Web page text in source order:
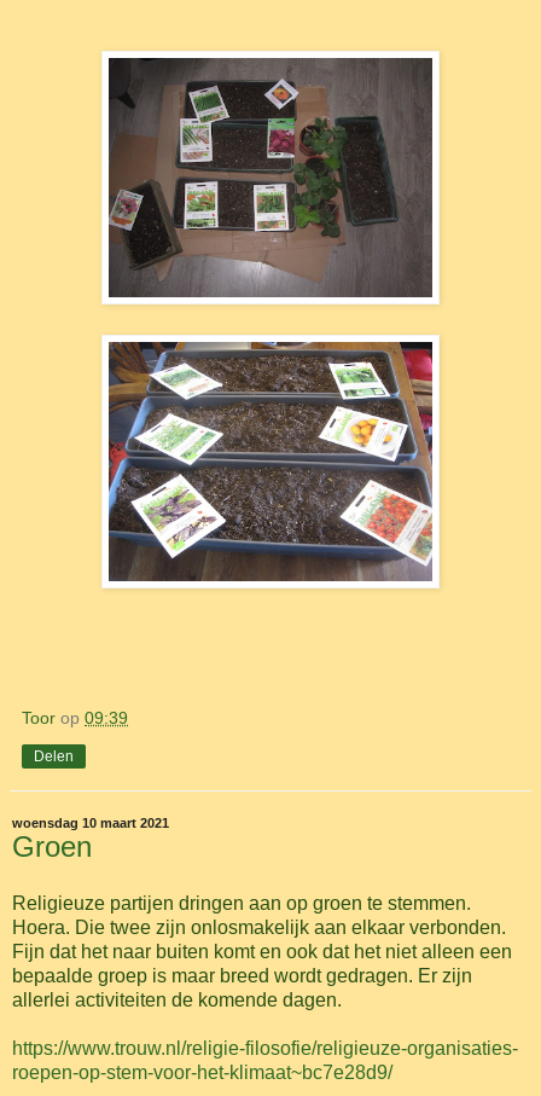
Toor op 09:39
Delen
woensdag 10 maart 2021
Groen
Religieuze partijen dringen aan op groen te stemmen.
Hoera. Die twee zijn onlosmakelijk aan elkaar verbonden.
Fijn dat het naar buiten komt en ook dat het niet alleen een
bepaalde groep is maar breed wordt gedragen. Er zijn
allerlei activiteiten de komende dagen.
https://www.trouw.nl/religie-filosofie/religieuze-organisaties-
roepen-op-stem-voor-het-klimaat~bc7e28d9/